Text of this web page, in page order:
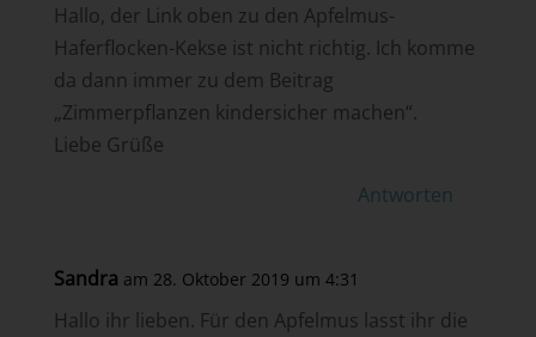
Hallo, der Link oben zu den Apfelmus-
Haferflocken-Kekse ist nicht richtig. Ich komme
da dann immer zu dem Beitrag
„Zimmerpflanzen kindersicher machen“.
Liebe Grüße
Antworten
Sandra am 28. Oktober 2019 um 4:31
Hallo ihr lieben. Für den Apfelmus lasst ihr die